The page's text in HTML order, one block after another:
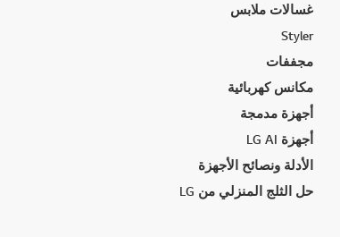
غسالات ملابس
Styler
مجففات
مكانس كهربائية
أجهزة مدمجة
أجهزة LG AI
الأدلة ونصائح الأجهزة
حل الثلج المنزلي من LG